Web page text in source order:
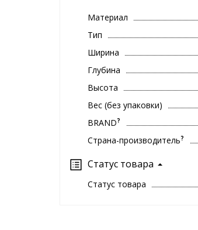
Материал
Тип
Ширина
Глубина
Высота
Вес (без упаковки)
BRAND?
Страна-производитель?
Статус товара
Статус товара